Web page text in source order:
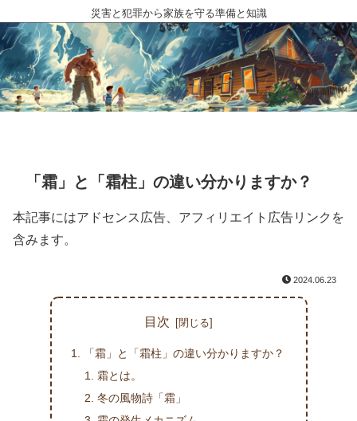
災害と犯罪から家族を守る準備と知識
「霜」と「霜柱」の違い分かりますか？
本記事にはアドセンス広告、アフィリエイト広告リンクを
含みます。
2024.06.23
目次
「霜」と「霜柱」の違い分かりますか？
霜とは。
冬の風物詩「霜」